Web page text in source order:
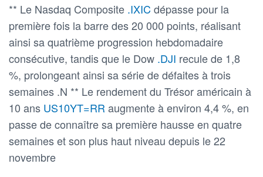
** Le Nasdaq Composite .IXIC dépasse pour la
première fois la barre des 20 000 points, réalisant
ainsi sa quatrième progression hebdomadaire
consécutive, tandis que le Dow .DJI recule de 1,8
%, prolongeant ainsi sa série de défaites à trois
semaines .N ** Le rendement du Trésor américain à
10 ans US10YT=RR augmente à environ 4,4 %, en
passe de connaître sa première hausse en quatre
semaines et son plus haut niveau depuis le 22
novembre